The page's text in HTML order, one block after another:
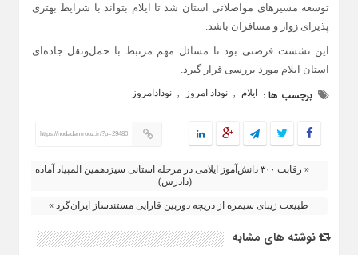
توسعه مسیرهای مواصلاتی استان شد تا ایلام بتواند با شرایط بهتری
پذیرای زوار و مسافران باشد.
این نشست فرصتی بود تا مسائل مهم مرتبط با حمل‌ونقل جاده‌ای
استان ایلام مورد بررسی قرار گیرد.
برچسب ها : ایلام نوداد امروز نودادامروز
https://nodademrooz.ir/?p=29480
« رقابت ۳۰۰ دانش‌آموز ایلامی در مرحله استانی سیزدهمین المپیاد آماده
(دادرس)
طبیعت زیبای سیمره از دریچه دوربین قارایی مستندساز ایران‌گرد »
نوشته های مشابه